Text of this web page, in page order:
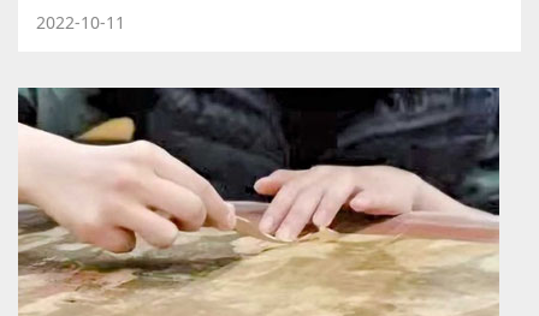
2022-10-11